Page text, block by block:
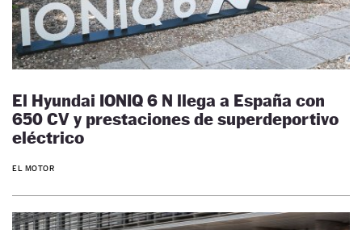
El Hyundai IONIQ 6 N llega a España con
650 CV y prestaciones de superdeportivo
eléctrico
EL MOTOR